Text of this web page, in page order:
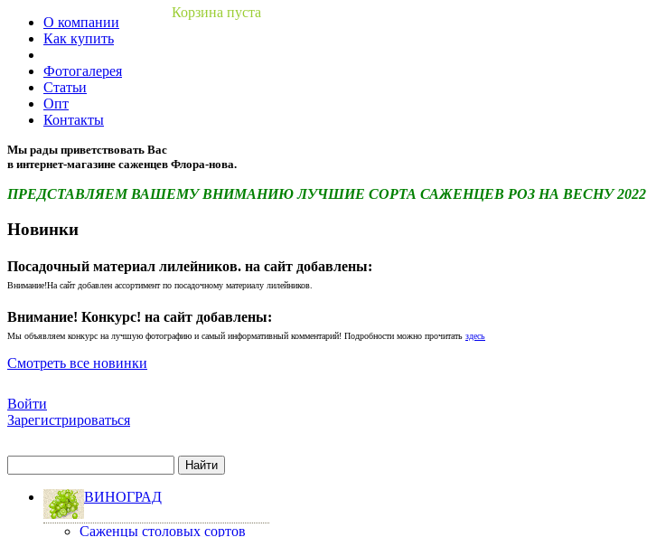
Корзина пуста
О компании
Как купить
Фотогалерея
Статьи
Опт
Контакты
Мы рады приветствовать Вас
в интернет-магазине саженцев Флора-нова.
ПРЕДСТАВЛЯЕМ ВАШЕМУ ВНИМАНИЮ ЛУЧШИЕ СОРТА САЖЕНЦЕВ РОЗ НА ВЕСНУ 2022
Новинки
Посадочный материал лилейников. на сайт добавлены:
Внимание!На сайт добавлен ассортимент по посадочному материалу лилейников.
Внимание! Конкурс! на сайт добавлены:
Мы объявляем конкурс на лучшую фотографию и самый информативный комментарий! Подробности можно прочитать здесь
Смотреть все новинки
Войти
Зарегистрироваться
ВИНОГРАД
Саженцы столовых сортов